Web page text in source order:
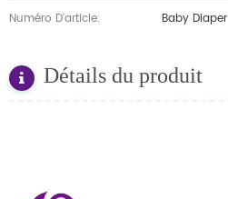
Numéro D'article: Baby Diaper
Détails du produit